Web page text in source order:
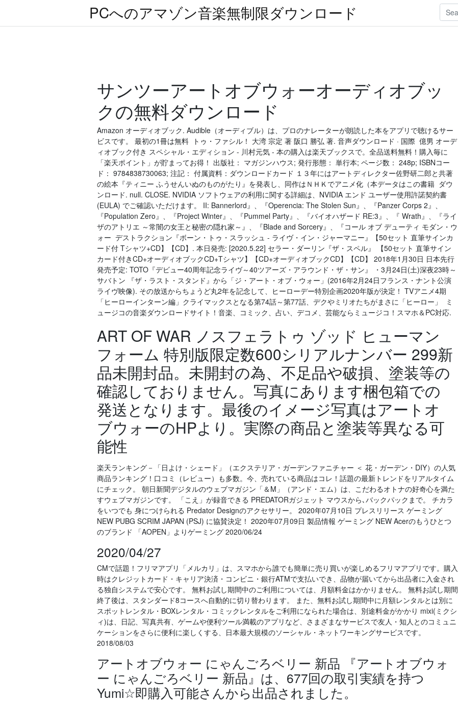
PCへのアマゾン音楽無制限ダウンロード
サンツーアートオブウォーオーディオブッ
クの無料ダウンロード
Amazon オーディオブック. Audible（オーディブル）は、プロのナレーターが朗読した本をアプリで聴けるサー
ビスです。 最初の1冊は無料 トゥ・ファシル！ 大湾 宗定 著 阪口 勝弘 著. 音声ダウンロード · 国際 億男 オーデ
ィオブック付き スペシャル・エディション - 川村元気 - 本の購入は楽天ブックスで。全品送料無料！購入毎に
「楽天ポイント」が貯まってお得！ 出版社： マガジンハウス; 発行形態： 単行本; ページ数： 248p; ISBNコー
ド： 9784838730063; 注記： 付属資料：ダウンロードカード １３年にはアートディレクター佐野研二郎と共著
の絵本『ティニー ふうせんいぬのものがたり』を発表し、同作はＮＨＫでアニメ化（本データはこの書籍 ダウ
ンロード. null. CLOSE. NVIDIA ソフトウェアの利用に関する詳細は、NVIDIA エンド ユーザー使用許諾契約書
(EULA) でご確認いただけます。 II: Bannerlord』、『Operencia: The Stolen Sun』、『Panzer Corps 2』、
『Population Zero』、『Project Winter』、『Pummel Party』、『バイオハザード RE:3』、『 Wrath』、『ライ
ザのアトリエ ～常闇の女王と秘密の隠れ家～』、『Blade and Sorcery』、『コール オブ デューティ モダン・ウ
ォー デストラクション『ボーン・トゥ・スラッシュ - ライヴ・イン・ジャーマニー』【50セット 直筆サインカ
ード付 Tシャツ+CD】【CD】. 本日発売: [2020.5.22] セラー・ダーリン『ザ・スペル』 【50セット 直筆サイン
カード付きCD+オーディオブックCD+Tシャツ】【CD+オーディオブックCD】【CD】 2018年1月30日 日本先行
発売予定: TOTO『デビュー40周年記念ライヴ～40ツアーズ・アラウンド・ザ・サン』 ・3月24日(土)深夜23時～
サバトン 『ザ・ラスト・スタンド』から「ジ・アート・オブ・ウォー」(2016年2月24日フランス・ナント公演
ライヴ映像). その放送からちょうど丸2年を記念して、ヒーローデー特別企画2020年版が決定！ TVアニメ4期
「ヒーローインターン編」クライマックスとなる第74話～第77話、デクやミリオたちがまさに「ヒーロー」 ミ
ュージコの音楽ダウンロードサイト！音楽、コミック、占い、デコメ、芸能ならミュージコ！スマホ＆PC対応.
ART OF WAR ノスフェラトゥ ゾッド ヒューマン
フォーム 特別版限定数600シリアルナンバー 299新
品未開封品。未開封の為、不足品や破損、塗装等の
確認しておりません。写真にあります梱包箱での
発送となります。最後のイメージ写真はアートオ
ブウォーのHPより。実際の商品と塗装等異なる可
能性
楽天ランキング－「日よけ・シェード」（エクステリア・ガーデンファニチャー ＜ 花・ガーデン・DIY）の人気
商品ランキング！口コミ（レビュー）も多数。今、売れている商品はコレ！話題の最新トレンドをリアルタイム
にチェック。 朝日新聞デジタルのウェブマガジン「＆M」（アンド・エム）は、こだわるオトナの好奇心を満た
すウェブマガジンです。 「こえ」が録音できる PREDATORガジェット マウスから､バックパックまで。 チカラ
をいつでも 身につけられる Predator Designのアクセサリー。 2020年07月10日 プレスリリース ゲーミング
NEW PUBG SCRIM JAPAN (PSJ) に協賛決定！ 2020年07月09日 製品情報 ゲーミング NEW Acerのもうひとつ
のブランド 「AOPEN」よりゲーミング 2020/06/24
2020/04/27
CMで話題！フリマアプリ「メルカリ」は、スマホから誰でも簡単に売り買いが楽しめるフリマアプリです。購入
時はクレジットカード・キャリア決済・コンビニ・銀行ATMで支払いでき、品物が届いてから出品者に入金され
る独自システムで安心です。 無料お試し期間中のご利用については、月額料金はかかりません。 無料お試し期間
終了後は、スタンダード8コースへ自動的に切り替わります。 また、無料お試し期間中に月額レンタルとは別に
スポットレンタル・BOXレンタル・コミックレンタルをご利用になられた場合は、別途料金がかかり mixi(ミクシ
ィ)は、日記、写真共有、ゲームや便利ツール満載のアプリなど、さまざまなサービスで友人・知人とのコミュニ
ケーションをさらに便利に楽しくする、日本最大規模のソーシャル・ネットワーキングサービスです。
2018/08/03
アートオブウォー にゃんごろベリー 新品 『アートオブウォ
ー にゃんごろベリー 新品』は、677回の取引実績を持つ
Yumi☆即購入可能さんから出品されました。